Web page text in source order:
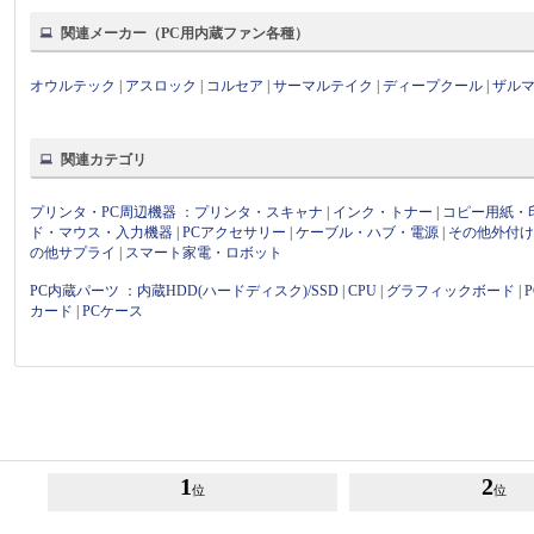
関連メーカー（PC用内蔵ファン各種）
オウルテック | アスロック | コルセア |サーマルテイク |ディープクール |ザル
関連カテゴリ
プリンタ・PC周辺機器 ： プリンタ・スキャナ | インク・トナー | コピー用紙・
ド・マウス・入力機器 |PCアクセサリー |ケーブル・ハブ・電源 | その他外付
の他サプライ | スマート家電・ロボット
PC内蔵パーツ ： 内蔵HDD(ハードディスク)/SSD |CPU | グラフィックボード |
カード |PCケース
1 位 2位